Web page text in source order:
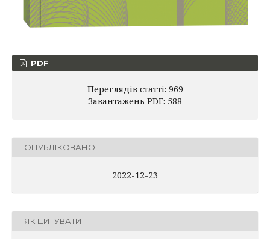
PDF
Переглядів статті: 969
Завантажень PDF: 588
ОПУБЛІКОВАНО
2022-12-23
ЯК ЦИТУВАТИ